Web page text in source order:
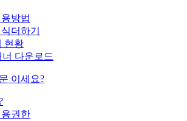
방법
더하기
현황
다운로드
이세요?
용권한